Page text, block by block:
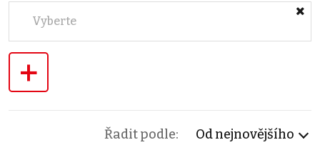
Vyberte
+
Řadit podle: Od nejnovějšího